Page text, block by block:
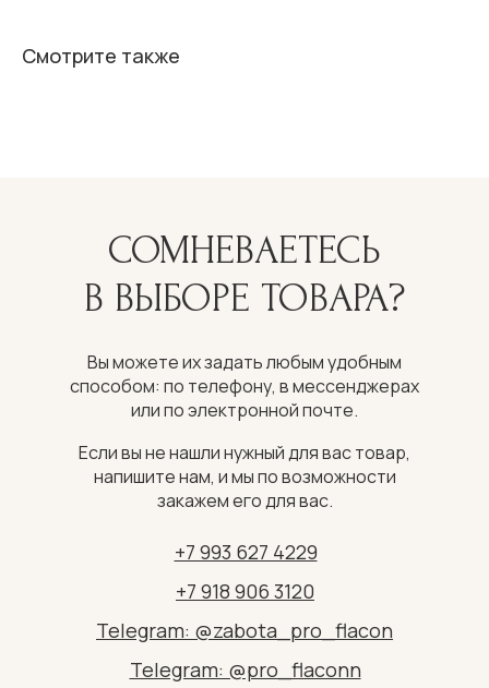
Смотрите также
СОМНЕВАЕТЕСЬ
В ВЫБОРЕ ТОВАРА?
+7 993 627 4229
+7 918 906 3120
Telegram: @zabota_pro_flacon
Telegram: @pro_flaconn
Вы можете их задать любым удобным
способом: по телефону, в мессенджерах
или по электронной почте.
Если вы не нашли нужный для вас товар,
напишите нам, и мы по возможности
закажем его для вас.